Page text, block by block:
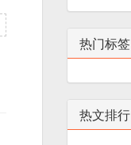
热门标签
热文排行